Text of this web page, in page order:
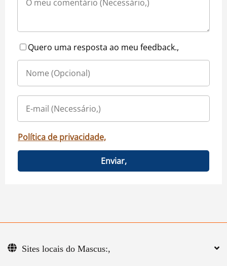
Quero uma resposta ao meu feedback.,
Política de privacidade,
Enviar,
Sites locais do Mascus:,